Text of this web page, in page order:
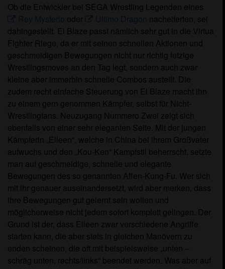
Ob die Entwickler bei SEGA Wrestling Legenden eines
oder
nacheiferten, sei
dahingestellt. El Blaze passt nämlich sehr gut in die Virtua
Fighter Riege, da er mit seinen schnellen Aktionen und
geschmeidigen Bewegungen nicht nur richtig fetzige
Wrestlingsmoves an den Tag legt, sondern auch zwar
kleine aber immerhin schnelle Combos austeilt. Die
zudem recht einfache Steuerung von El Blaze macht ihn
zu einem gern genommen Kämpfer, selbst für Nicht-
Wrestlingfans. Neuzugang Nummero Zwei zeigt sich
ebenfalls von einer sehr eleganten Seite. Mit der jungen
Kämpferin „Eileen“, welche in China bei ihrem Großvater
aufwuchs und den „Kou-Ken“ Kampfstil beherrscht, setzte
man auf geschmeidige, schnelle und elegante
Bewegungen des so genannten Affen-Kung-Fu. Wer sich
mit ihr genauer auseinandersetzt, wird aber merken, dass
ihre Bewegungen gut gelernt sein wollen und
möglicherweise nicht jedem sofort komplett gelingen. Der
Grund ist der, dass Eileen zwar verschiedene Angriffe
starten kann, die aber stets in gleichen Manövern zu
enden scheinen, die oft mit beispielsweise „unten –
schräg unten, rechts/links“ beendet werden. Was aber auf